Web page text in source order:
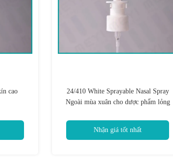
cao
24/410 White Sprayable Nasal Spray
Ngoài mùa xuân cho dược phẩm lỏng
Nhận giá tốt nhất